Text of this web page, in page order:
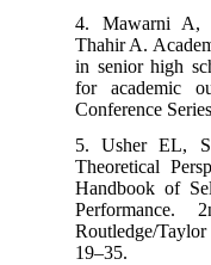
4. Mawarni
Thahir A.
in senior high
for academic
Conference
5. Usher EL,
Theoretical
Handbook of
Routledge/
19–35.